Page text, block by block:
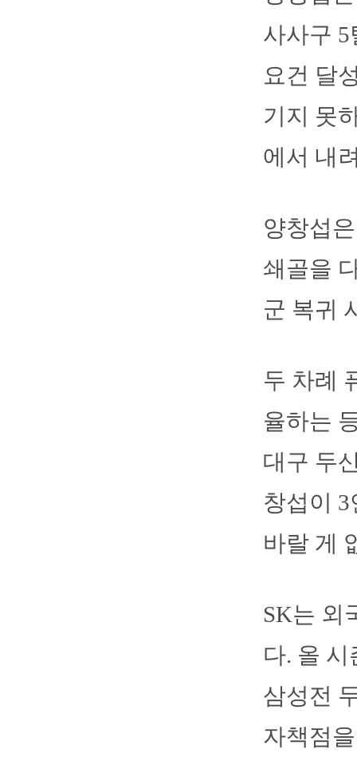
사사구
요건 달
기지 못
에서 내
양창섭
쇄골을
군 복귀
두 차례
율하는
대구 두
창섭이
바랄 게
SK는 외
다. 올
삼성전
자책점